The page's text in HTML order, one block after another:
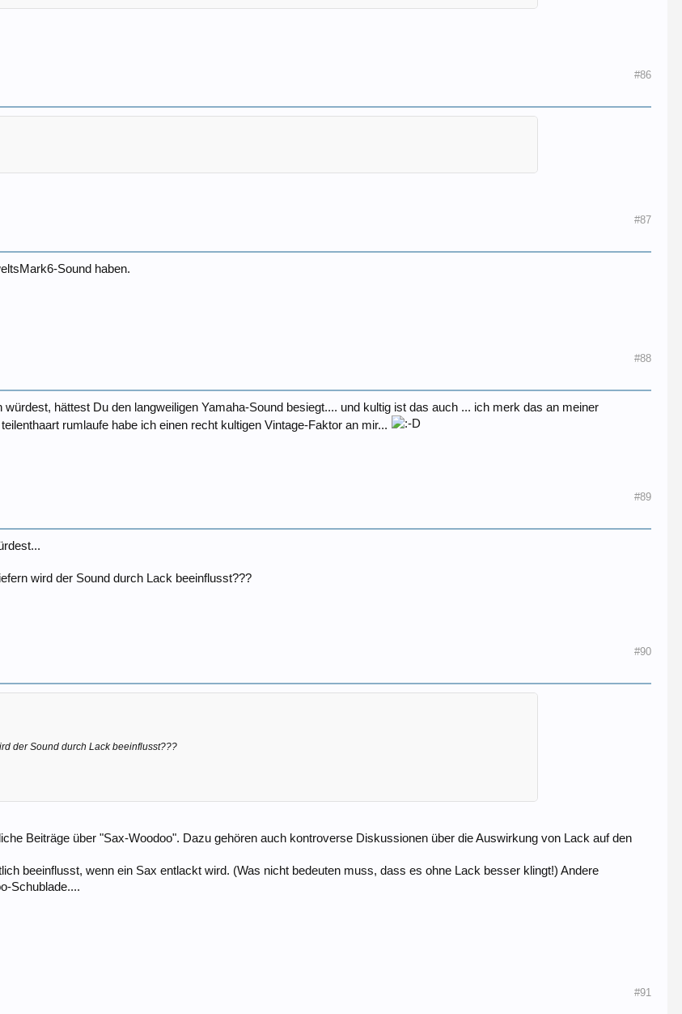
#86
#87
Sound haben.
#88
hättest Du den langweiligen Yamaha-Sound besiegt.... und kultig ist das auch ... ich merk das an meiner
rumlaufe habe ich einen recht kultigen Vintage-Faktor an mir...
#89
wird der Sound durch Lack beeinflusst???
#90
der Sound durch Lack beeinflusst???
Beiträge über "Sax-Woodoo". Dazu gehören auch kontroverse Diskussionen über die Auswirkung von Lack auf den
beeinflusst, wenn ein Sax entlackt wird. (Was nicht bedeuten muss, dass es ohne Lack besser klingt!) Andere
Schublade....
#91